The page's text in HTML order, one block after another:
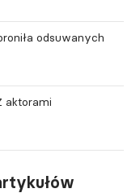
odsuwanych
aktorami